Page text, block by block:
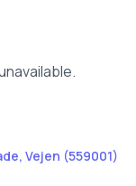
Vejen (559001)